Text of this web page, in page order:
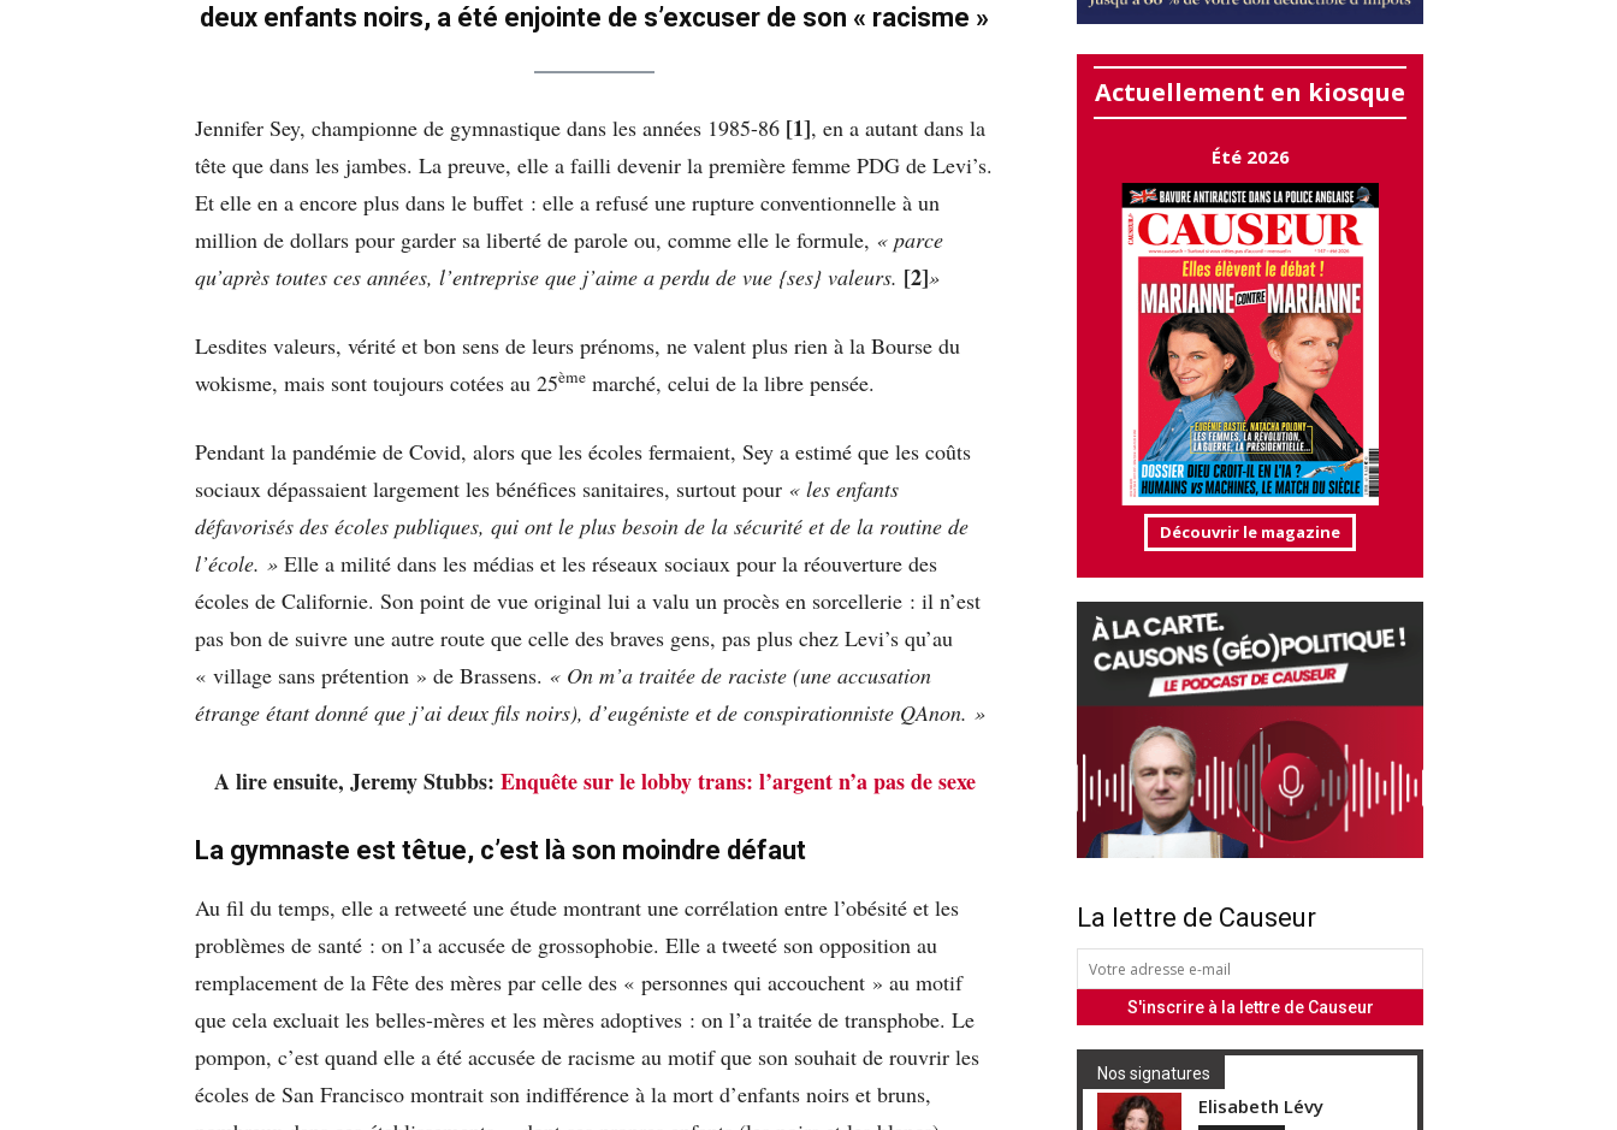
deux enfants noirs, a été enjointe de s’excuser de son « racisme »
Jennifer Sey, championne de gymnastique dans les années 1985-86 [1], en a autant dans la
tête que dans les jambes. La preuve, elle a failli devenir la première femme PDG de Levi’s.
Et elle en a encore plus dans le buffet : elle a refusé une rupture conventionnelle à un
million de dollars pour garder sa liberté de parole ou, comme elle le formule, « parce
qu’après toutes ces années, l’entreprise que j’aime a perdu de vue {ses} valeurs. [2]»
Lesdites valeurs, vérité et bon sens de leurs prénoms, ne valent plus rien à la Bourse du
wokisme, mais sont toujours cotées au 25ème marché, celui de la libre pensée.
Pendant la pandémie de Covid, alors que les écoles fermaient, Sey a estimé que les coûts
sociaux dépassaient largement les bénéfices sanitaires, surtout pour « les enfants
défavorisés des écoles publiques, qui ont le plus besoin de la sécurité et de la routine de
l’école. » Elle a milité dans les médias et les réseaux sociaux pour la réouverture des
écoles de Californie. Son point de vue original lui a valu un procès en sorcellerie : il n’est
pas bon de suivre une autre route que celle des braves gens, pas plus chez Levi’s qu’au
« village sans prétention » de Brassens. « On m’a traitée de raciste (une accusation
étrange étant donné que j’ai deux fils noirs), d’eugéniste et de conspirationniste QAnon. »
A lire ensuite, Jeremy Stubbs: Enquête sur le lobby trans: l’argent n’a pas de sexe
La gymnaste est têtue, c’est là son moindre défaut
Au fil du temps, elle a retweeté une étude montrant une corrélation entre l’obésité et les
problèmes de santé : on l’a accusée de grossophobie. Elle a tweeté son opposition au
remplacement de la Fête des mères par celle des « personnes qui accouchent » au motif
que cela excluait les belles-mères et les mères adoptives : on l’a traitée de transphobe. Le
pompon, c’est quand elle a été accusée de racisme au motif que son souhait de rouvrir les
écoles de San Francisco montrait son indifférence à la mort d’enfants noirs et bruns,
Actuellement en kiosque
Été 2026
Découvrir le magazine
La lettre de Causeur
Nos signatures
Elisabeth Lévy